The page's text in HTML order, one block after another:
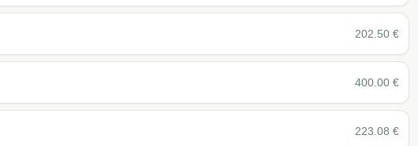
202.50 €
400.00 €
223.08 €